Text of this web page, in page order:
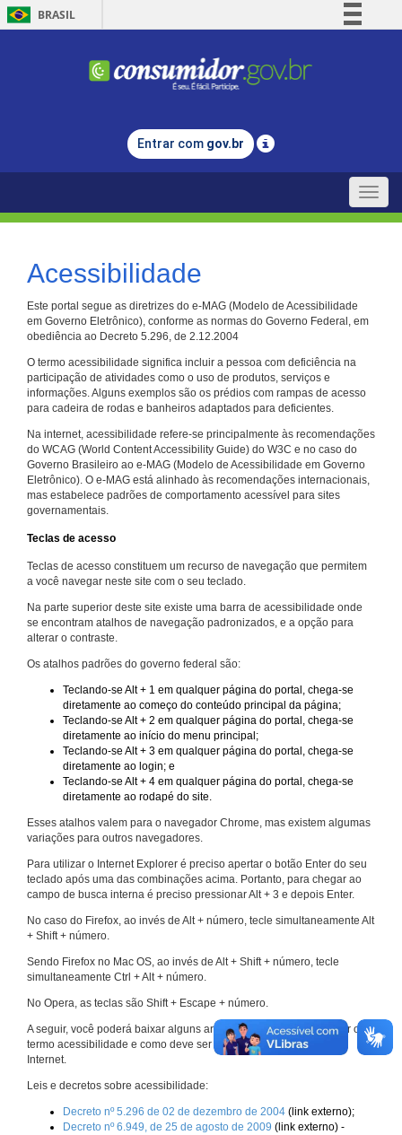
BRASIL
Comunica BR
Legislação
Entrar com gov.br
Toggle
Acessibilidade
Este portal segue as diretrizes do e-MAG (Modelo de Acessibilidade
em Governo Eletrônico), conforme as normas do Governo Federal, em
obediência ao Decreto 5.296, de 2.12.2004
O termo acessibilidade significa incluir a pessoa com deficiência na
participação de atividades como o uso de produtos, serviços e
informações. Alguns exemplos são os prédios com rampas de acesso
para cadeira de rodas e banheiros adaptados para deficientes.
Na internet, acessibilidade refere-se principalmente às recomendações
do WCAG (World Content Accessibility Guide) do W3C e no caso do
Governo Brasileiro ao e-MAG (Modelo de Acessibilidade em Governo
Eletrônico). O e-MAG está alinhado às recomendações internacionais,
mas estabelece padrões de comportamento acessível para sites
governamentais.
Teclas de acesso
Teclas de acesso constituem um recurso de navegação que permitem
a você navegar neste site com o seu teclado.
Na parte superior deste site existe uma barra de acessibilidade onde
se encontram atalhos de navegação padronizados, e a opção para
alterar o contraste.
Os atalhos padrões do governo federal são:
Teclando-se Alt + 1 em qualquer página do portal, chega-se
diretamente ao começo do conteúdo principal da página;
Teclando-se Alt + 2 em qualquer página do portal, chega-se
diretamente ao início do menu principal;
Teclando-se Alt + 3 em qualquer página do portal, chega-se
diretamente ao login; e
Teclando-se Alt + 4 em qualquer página do portal, chega-se
diretamente ao rodapé do site.
Esses atalhos valem para o navegador Chrome, mas existem algumas
variações para outros navegadores.
Para utilizar o Internet Explorer é preciso apertar o botão Enter do seu
teclado após uma das combinações acima. Portanto, para chegar ao
campo de busca interna é preciso pressionar Alt + 3 e depois Enter.
No caso do Firefox, ao invés de Alt + número, tecle simultaneamente Alt
+ Shift + número.
Sendo Firefox no Mac OS, ao invés de Alt + Shift + número, tecle
simultaneamente Ctrl + Alt + número.
No Opera, as teclas são Shift + Escape + número.
A seguir, você poderá baixar alguns arquivos que explicam melhor o
termo acessibilidade e como deve ser implementado nos sites da
Internet.
Leis e decretos sobre acessibilidade:
Decreto nº 5.296 de 02 de dezembro de 2004 (link externo);
Decreto nº 6.949, de 25 de agosto de 2009 (link externo) -